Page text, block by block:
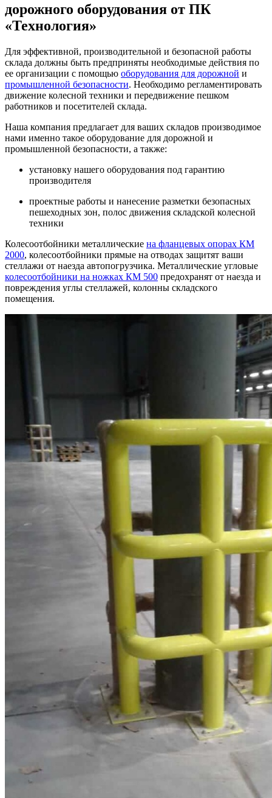
дорожного оборудования от ПК
«Технология»
Для эффективной, производительной и безопасной работы
склада должны быть предприняты необходимые действия по
ее организации с помощью оборудования для дорожной и
промышленной безопасности. Необходимо регламентировать
движение колесной техники и передвижение пешком
работников и посетителей склада.
Наша компания предлагает для ваших складов производимое
нами именно такое оборудование для дорожной и
промышленной безопасности, а также:
установку нашего оборудования под гарантию
производителя
проектные работы и нанесение разметки безопасных
пешеходных зон, полос движения складской колесной
техники
Колесоотбойники металлические на фланцевых опорах КМ
2000, колесоотбойники прямые на отводах защитят ваши
стеллажи от наезда автопогрузчика. Металлические угловые
колесоотбойники на ножках КМ 500 предохранят от наезда и
повреждения углы стеллажей, колонны складского
помещения.